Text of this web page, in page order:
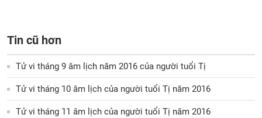
Tin cũ hơn
Tử vi tháng 9 âm lịch năm 2016 của người tuổi Tị
Tử vi tháng 10 âm lịch của người tuổi Tị năm 2016
Tử vi tháng 11 âm lịch của người tuổi Tị năm 2016